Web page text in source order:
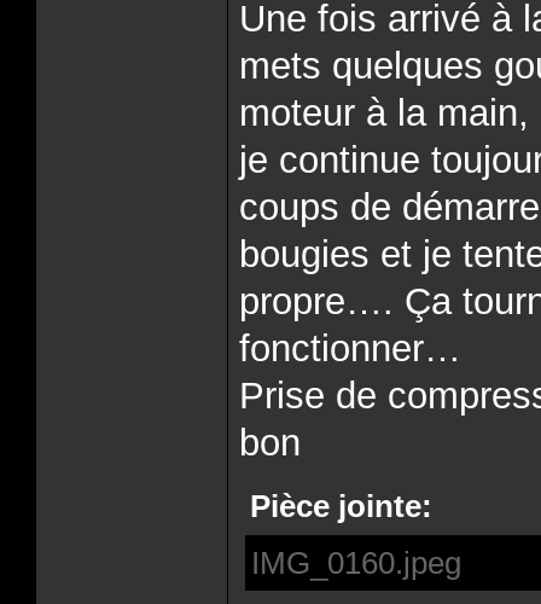
Une fois arrivé à
mets quelques
moteur à la
je continue
coups de
bougies et je
propre…. Ça
fonctionner…
Prise de
bon
Pièce jointe:
IMG_0160.jpeg